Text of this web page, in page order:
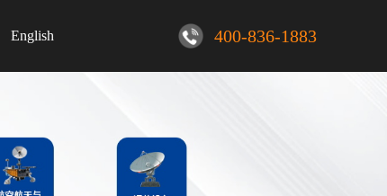
English 400-836-1883